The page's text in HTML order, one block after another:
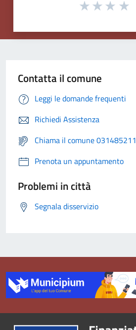
Contatta il comune
Leggi le domande frequenti
Richiedi Assistenza
Chiama il comune 031485211
Prenota un appuntamento
Problemi in città
Segnala disservizio